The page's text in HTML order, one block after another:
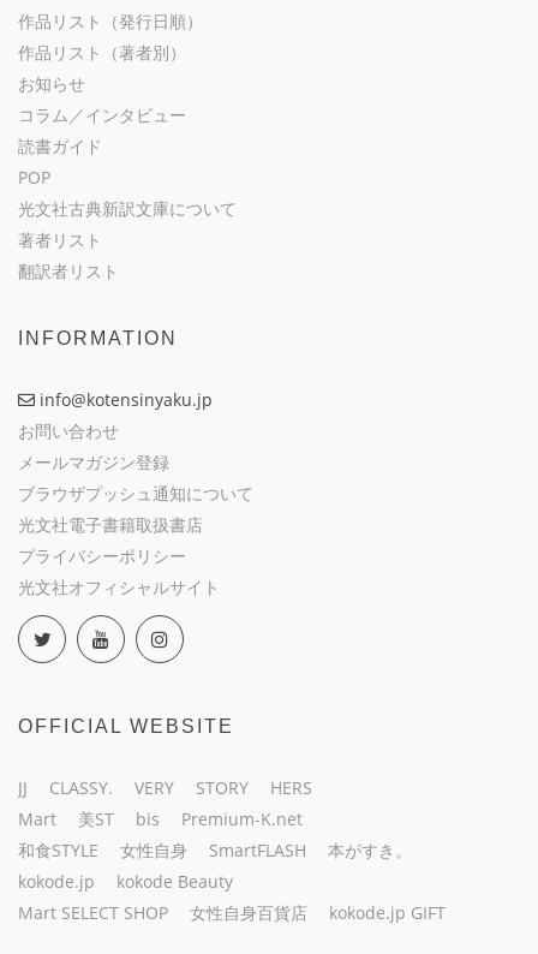
作品リスト（発行日順）
作品リスト（著者別）
お知らせ
コラム／インタビュー
読書ガイド
POP
光文社古典新訳文庫について
著者リスト
翻訳者リスト
INFORMATION
info@kotensinyaku.jp
お問い合わせ
メールマガジン登録
ブラウザプッシュ通知について
光文社電子書籍取扱書店
プライバシーポリシー
光文社オフィシャルサイト
OFFICIAL WEBSITE
JJ CLASSY. VERY STORY
HERS
Mart
美ST bis
Premium-K.net
和食STYLE
女性自身 SmartFLASH
本がすき。
kokode.jp
kokode Beauty
Mart SELECT SHOP
女性自身百貨店 kokode.jp GIFT